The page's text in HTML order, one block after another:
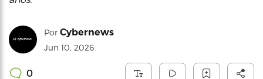
Por Cybernews
Jun 10, 2026
0